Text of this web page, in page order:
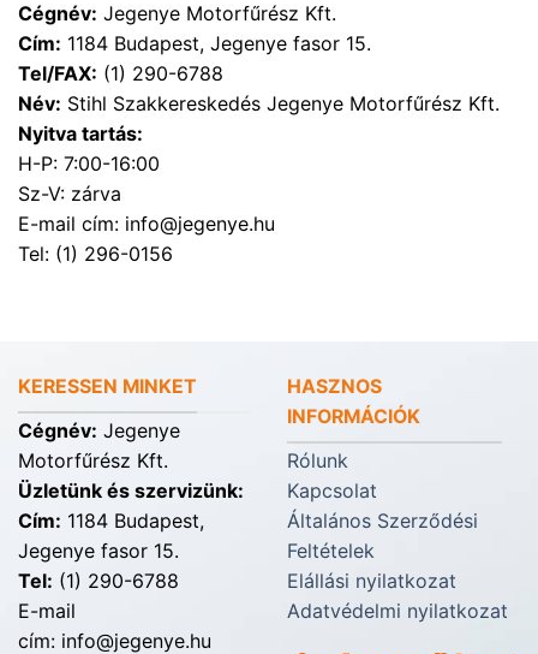
Cégnév: Jegenye Motorfűrész Kft.
Cím: 1184 Budapest, Jegenye fasor 15.
Tel/FAX: (1) 290-6788
Név: Stihl Szakkereskedés Jegenye Motorfűrész Kft.
Nyitva tartás:
H-P: 7:00-16:00
Sz-V: zárva
E-mail cím: info@jegenye.hu
Tel: (1) 296-0156
KERESSEN MINKET
Cégnév: Jegenye
Motorfűrész Kft.
Üzletünk és szervizünk:
Cím: 1184 Budapest,
Jegenye fasor 15.
Tel: (1) 290-6788
E-mail
cím: info@jegenye.hu
HASZNOS
INFORMÁCIÓK
Rólunk
Kapcsolat
Általános Szerződési
Feltételek
Elállási nyilatkozat
Adatvédelmi nyilatkozat